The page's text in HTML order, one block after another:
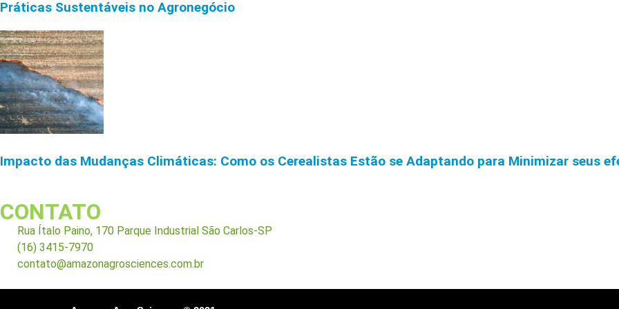
Práticas Sustentáveis no Agronegócio
Impacto das Mudanças Climáticas: Como os Cerealistas Estão se Adaptando para Minimizar seus
CONTATO
Rua Ítalo Paino, 170 Parque Industrial São Carlos-SP
(16) 3415-7970
contato@amazonagrosciences.com.br